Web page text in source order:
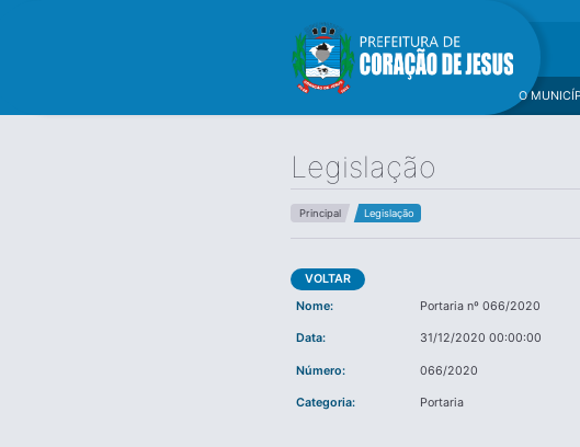
O
Legislação
Principal Legislação
VOLTAR
Nome:
Portaria nº 066/2020
Data: 31/12/2020 00:00:00
Número: 066/2020
Categoria: Portaria